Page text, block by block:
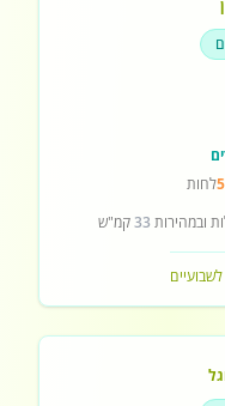
לחות
ובמהירות 33קמ"ש